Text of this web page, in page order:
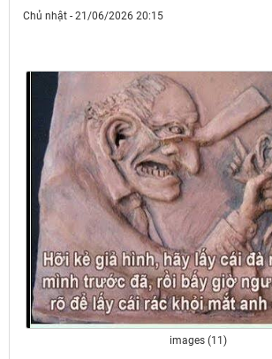
Chủ nhật - 21/06/2026 20:15
images (11)